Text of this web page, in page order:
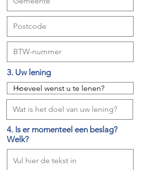
3. Uw lening
4. Is er momenteel een beslag?
Welk?